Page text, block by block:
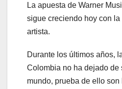
La apuesta de Warner
sigue creciendo hoy con la
artista.
Durante los últimos años,
Colombia no ha dejado de
mundo, prueba de ello